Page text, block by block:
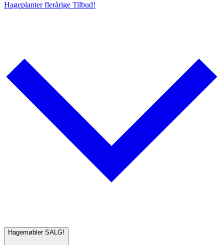
Hageplanter flerårige Tilbud!
Hagemøbler SALG!